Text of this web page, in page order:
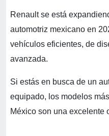
Renault se está
automotriz mexicano en
vehículos eficientes, de
avanzada.
Si estás en busca de un
equipado, los modelos
México son una excelente